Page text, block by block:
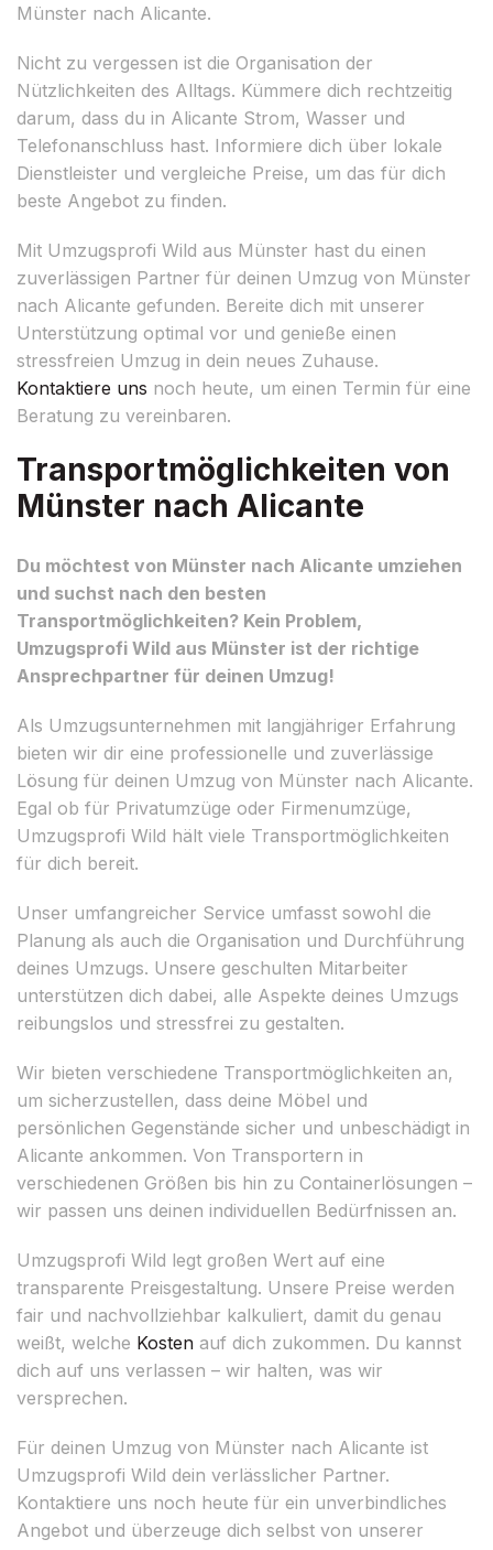
Münster nach Alicante.
Nicht zu vergessen ist die Organisation der
Nützlichkeiten des Alltags. Kümmere dich rechtzeitig
darum, dass du in Alicante Strom, Wasser und
Telefonanschluss hast. Informiere dich über lokale
Dienstleister und vergleiche Preise, um das für dich
beste Angebot zu finden.
Mit Umzugsprofi Wild aus Münster hast du einen
zuverlässigen Partner für deinen Umzug von Münster
nach Alicante gefunden. Bereite dich mit unserer
Unterstützung optimal vor und genieße einen
stressfreien Umzug in dein neues Zuhause.
Kontaktiere uns noch heute, um einen Termin für eine
Beratung zu vereinbaren.
Transportmöglichkeiten von
Münster nach Alicante
Du möchtest von Münster nach Alicante umziehen
und suchst nach den besten
Transportmöglichkeiten? Kein Problem,
Umzugsprofi Wild aus Münster ist der richtige
Ansprechpartner für deinen Umzug!
Als Umzugsunternehmen mit langjähriger Erfahrung
bieten wir dir eine professionelle und zuverlässige
Lösung für deinen Umzug von Münster nach Alicante.
Egal ob für Privatumzüge oder Firmenumzüge,
Umzugsprofi Wild hält viele Transportmöglichkeiten
für dich bereit.
Unser umfangreicher Service umfasst sowohl die
Planung als auch die Organisation und Durchführung
deines Umzugs. Unsere geschulten Mitarbeiter
unterstützen dich dabei, alle Aspekte deines Umzugs
reibungslos und stressfrei zu gestalten.
Wir bieten verschiedene Transportmöglichkeiten an,
um sicherzustellen, dass deine Möbel und
persönlichen Gegenstände sicher und unbeschädigt in
Alicante ankommen. Von Transportern in
verschiedenen Größen bis hin zu Containerlösungen –
wir passen uns deinen individuellen Bedürfnissen an.
Umzugsprofi Wild legt großen Wert auf eine
transparente Preisgestaltung. Unsere Preise werden
fair und nachvollziehbar kalkuliert, damit du genau
weißt, welche Kosten auf dich zukommen. Du kannst
dich auf uns verlassen – wir halten, was wir
versprechen.
Für deinen Umzug von Münster nach Alicante ist
Umzugsprofi Wild dein verlässlicher Partner.
Kontaktiere uns noch heute für ein unverbindliches
Angebot und überzeuge dich selbst von unserer